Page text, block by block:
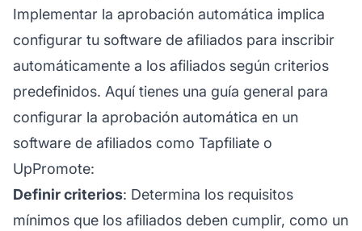
Implementar la aprobación automática implica
configurar tu software de afiliados para inscribir
automáticamente a los afiliados según criterios
predefinidos. Aquí tienes una guía general para
configurar la aprobación automática en un
software de afiliados como Tapfiliate o
UpPromote:
Definir criterios: Determina los requisitos
mínimos que los afiliados deben cumplir, como un